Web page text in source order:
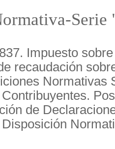
Serie
Impuesto
recaudación
Normativas
de